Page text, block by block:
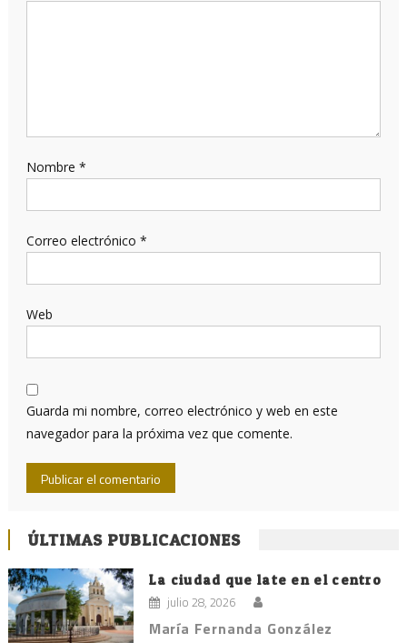
Nombre *
Correo electrónico *
Web
Guarda mi nombre, correo electrónico y web en este
navegador para la próxima vez que comente.
ÚLTIMAS PUBLICACIONES
La ciudad que late en el centro
julio 28, 2026
María Fernanda González